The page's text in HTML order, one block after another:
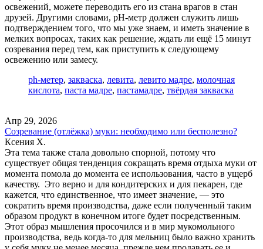
освежений, можете переводить его из стана врагов в стан
друзей. Другими словами, pH-метр должен служить лишь
подтверждением того, что мы уже знаем, и иметь значение в
мелких вопросах, таких как решение, ждать ли ещё 15 минут
созревания перед тем, как приступить к следующему
освежению или замесу.
ph-метер, закваска, левита, левито мадре, молочная
кислота, паста мадре, пастамадре, твёрдая закваска
Апр 29, 2026
Созревание (отлёжка) муки: необходимо или бесполезно?
Ксения Х.
Эта тема также стала довольно спорной, потому что
существует общая тенденция сокращать время отдыха муки от
момента помола до момента ее использования, часто в ущерб
качеству. Это верно и для кондитерских и для пекарен, где
кажется, что единственное, что имеет значение, — это
сократить время производства, даже если полученный таким
образом продукт в конечном итоге будет посредственным.
Этот образ мышления просочился и в мир мукомольного
производства, ведь когда-то для мельниц было важно хранить